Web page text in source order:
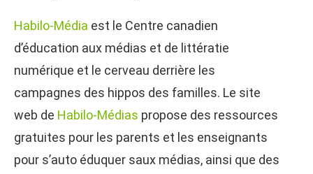
Habilo-Média est le Centre canadien
d’éducation aux médias et de littératie
numérique et le cerveau derrière les
campagnes des hippos des familles. Le site
web de Habilo-Médias propose des ressources
gratuites pour les parents et les enseignants
pour s’auto éduquer saux médias, ainsi que des